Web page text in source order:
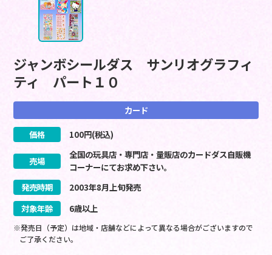
ジャンボシールダス サンリオグラフィ
ティ パート１０
カード
価格 100円(税込)
売場
全国の玩具店・専門店・量販店のカードダス自販機
コーナーにてお求め下さい。
発売時期
2003年8月上旬発売
対象年齢
6歳以上
※発売日（予定）は地域・店舗などによって異なる場合がございますので
ご了承ください。